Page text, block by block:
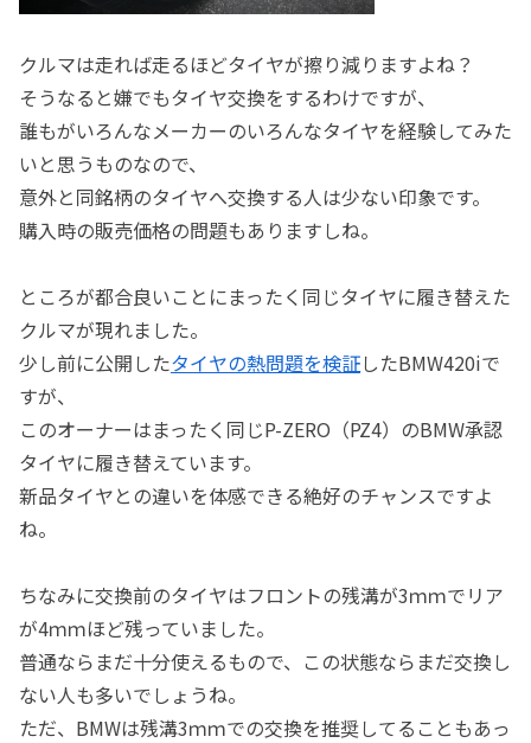
クルマは走れば走るほどタイヤが擦り減りますよね？
そうなると嫌でもタイヤ交換をするわけですが、
誰もがいろんなメーカーのいろんなタイヤを経験してみた
いと思うものなので、
意外と同銘柄のタイヤへ交換する人は少ない印象です。
購入時の販売価格の問題もありますしね。
ところが都合良いことにまったく同じタイヤに履き替えた
クルマが現れました。
少し前に公開したタイヤの熱問題を検証したBMW420iで
すが、
このオーナーはまったく同じP-ZERO（PZ4）のBMW承認
タイヤに履き替えています。
新品タイヤとの違いを体感できる絶好のチャンスですよ
ね。
ちなみに交換前のタイヤはフロントの残溝が3ｍｍでリア
が4ｍｍほど残っていました。
普通ならまだ十分使えるもので、この状態ならまだ交換し
ない人も多いでしょうね。
ただ、BMWは残溝3ｍｍでの交換を推奨してることもあっ